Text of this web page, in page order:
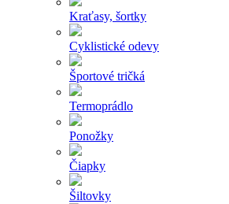
Kraťasy, šortky
Cyklistické odevy
Športové tričká
Termoprádlo
Ponožky
Čiapky
Šiltovky